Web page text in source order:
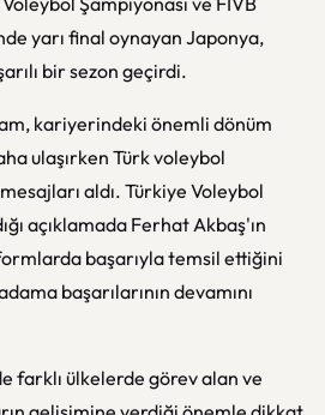
yarı final oynayan Japonya,
bir sezon geçirdi.
kariyerindeki önemli dönüm
ulaşırken Türk voleybol
aldı. Türkiye Voleybol
açıklamada Ferhat Akbaş'ın
başarıyla temsil ettiğini
başarılarının devamını
farklı ülkelerde görev alan ve